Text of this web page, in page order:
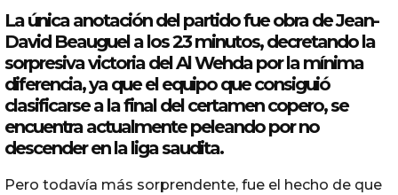
La única anotación del partido fue obra de Jean-
David Beauguel a los 23 minutos, decretando la
sorpresiva victoria del Al Wehda por la mínima
diferencia, ya que el equipo que consiguió
clasificarse a la final del certamen copero, se
encuentra actualmente peleando por no
descender en la ligasaudita.
Pero todavía más sorprendente, fue el hecho de que